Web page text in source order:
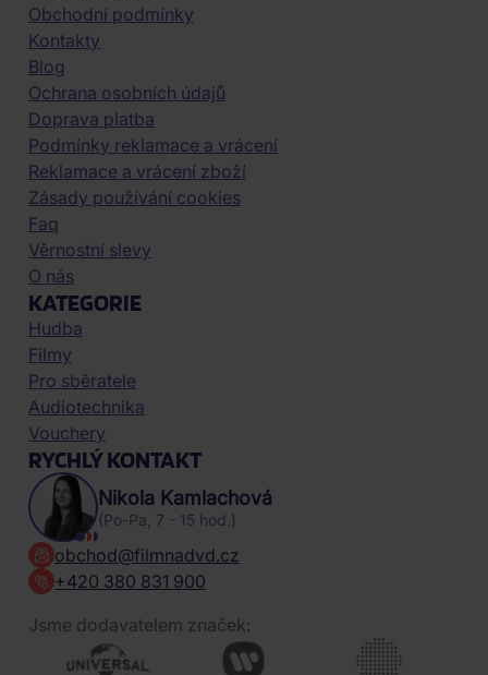
Obchodní podmínky
Kontakty
Blog
Ochrana osobních údajů
Doprava platba
Podmínky reklamace a vrácení
Reklamace a vrácení zboží
Zásady používání cookies
Faq
Věrnostní slevy
O nás
KATEGORIE
Hudba
Filmy
Pro sběratele
Audiotechnika
Vouchery
RYCHLÝ KONTAKT
Nikola Kamlachová
(Po-Pa, 7 - 15 hod.)
obchod@filmnadvd.cz
+420 380 831 900
Jsme dodavatelem značek: